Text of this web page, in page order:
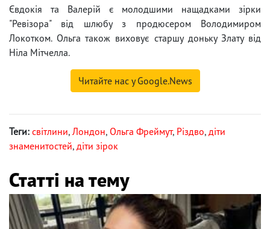
Євдокія та Валерій є молодшими нащадками зірки
"Ревізора" від шлюбу з продюсером Володимиром
Локотком. Ольга також виховує старшу доньку Злату від
Ніла Мітчелла.
Читайте нас у Google.News
Теги: світлини, Лондон, Ольга Фреймут, Різдво, діти
знаменитостей, діти зірок
Статті на тему